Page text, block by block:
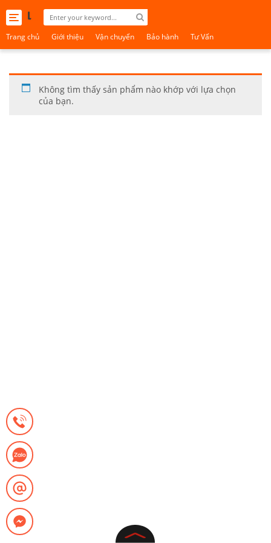
Toggle
navigation
Trang chủ Giới thiệu Vận chuyển Bảo hành Tư Vấn
Không tìm thấy sản phẩm nào khớp với lựa chọn
của bạn.